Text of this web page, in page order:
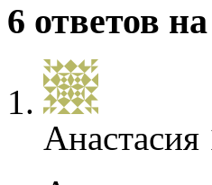
6 ответов
Анастасия